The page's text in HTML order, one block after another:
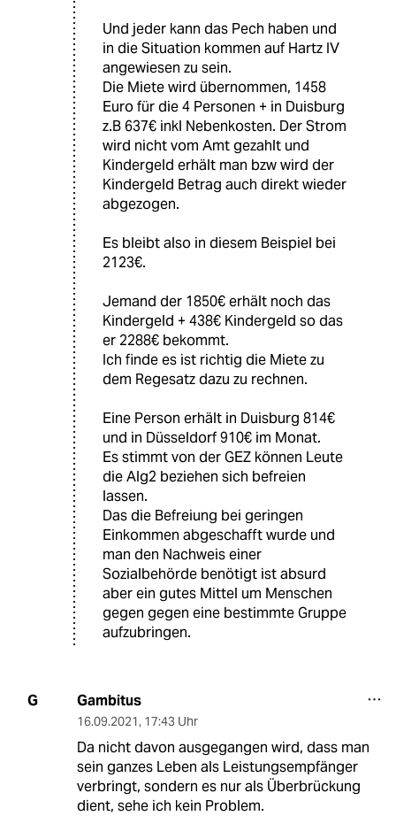
Und jeder kann das Pech haben und
in die Situation kommen auf Hartz IV
angewiesen zu sein.
Die Miete wird übernommen, 1458
Euro für die 4 Personen + in Duisburg
z.B 637€ inkl Nebenkosten. Der Strom
wird nicht vom Amt gezahlt und
Kindergeld erhält man bzw wird der
Kindergeld Betrag auch direkt wieder
abgezogen.
Es bleibt also in diesem Beispiel bei
2123€.
Jemand der 1850€ erhält noch das
Kindergeld + 438€ Kindergeld so das
er 2288€ bekommt.
Ich finde es ist richtig die Miete zu
dem Regesatz dazu zu rechnen.
Eine Person erhält in Duisburg 814€
und in Düsseldorf 910€ im Monat.
Es stimmt von der GEZ können Leute
die Alg2 beziehen sich befreien
lassen.
Das die Befreiung bei geringen
Einkommen abgeschafft wurde und
man den Nachweis einer
Sozialbehörde benötigt ist absurd
aber ein gutes Mittel um Menschen
gegen gegen eine bestimmte Gruppe
aufzubringen.
G Gambitus
16.09.2021, 17:43 Uhr
Da nicht davon ausgegangen wird, dass man
sein ganzes Leben als Leistungsempfänger
verbringt, sondern es nur als Überbrückung
dient, sehe ich kein Problem.